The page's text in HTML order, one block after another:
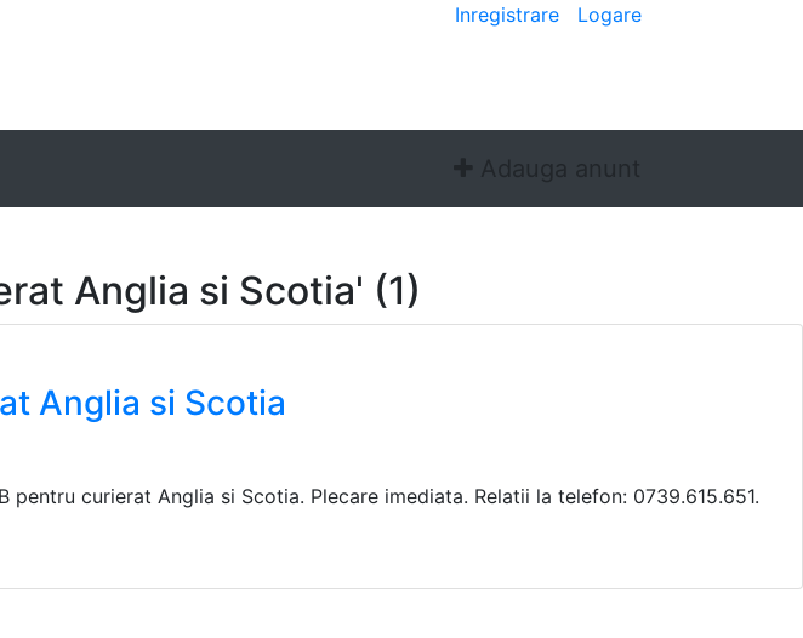
Inregistrare Logare
Adauga anunt
Anglia si Scotia' (1)
Anglia si Scotia
pentru curierat Anglia si Scotia. Plecare imediata. Relatii la telefon: 0739.615.651.